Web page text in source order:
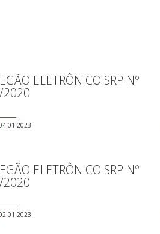
ELETRÔNICO SRP Nº
2020
ELETRÔNICO SRP Nº
2020